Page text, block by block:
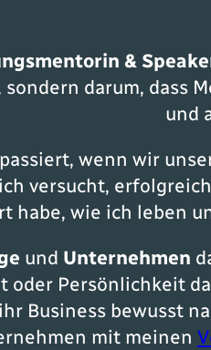
&
sondern darum, dass
und
wenn wir
versucht,
habe, wie ich leben
und Unternehmen
oder Persönlichkeit
Business bewusst
mit meinen